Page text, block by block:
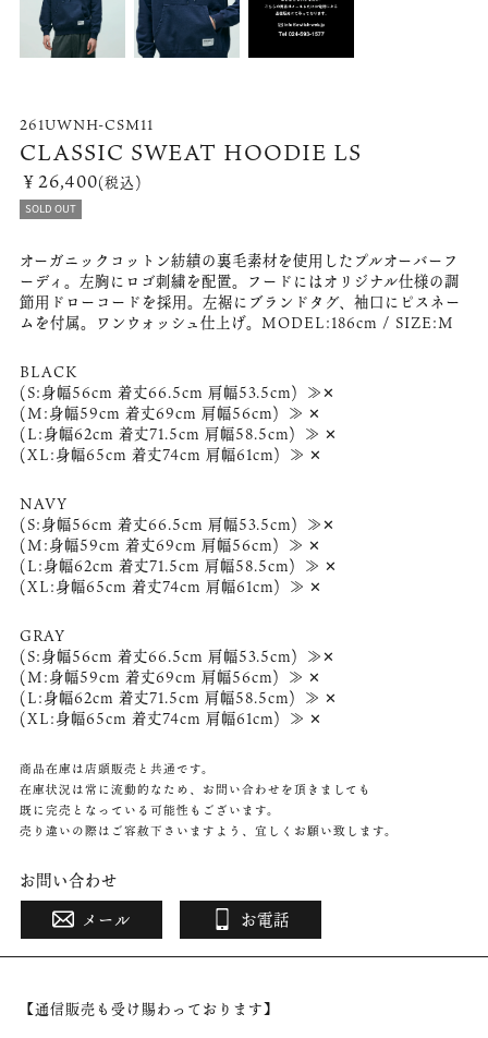
261UWNH-CSM11
CLASSIC SWEAT HOODIE LS
￥26,400(税込)
SOLD OUT
オーガニックコットン紡績の裏毛素材を使用したプルオーバーフ
ーディ。左胸にロゴ刺繍を配置。フードにはオリジナル仕様の調
節用ドローコードを採用。左裾にブランドタグ、袖口にピスネー
ムを付属。ワンウォッシュ仕上げ。MODEL:186cm / SIZE:M
BLACK
(S:身幅56cm 着丈66.5cm 肩幅53.5cm) ≫✕
(M:身幅59cm 着丈69cm 肩幅56cm) ≫ ✕
(L:身幅62cm 着丈71.5cm 肩幅58.5cm) ≫ ✕
(XL:身幅65cm 着丈74cm 肩幅61cm) ≫ ✕
NAVY
(S:身幅56cm 着丈66.5cm 肩幅53.5cm) ≫✕
(M:身幅59cm 着丈69cm 肩幅56cm) ≫ ✕
(L:身幅62cm 着丈71.5cm 肩幅58.5cm) ≫ ✕
(XL:身幅65cm 着丈74cm 肩幅61cm) ≫ ✕
GRAY
(S:身幅56cm 着丈66.5cm 肩幅53.5cm) ≫✕
(M:身幅59cm 着丈69cm 肩幅56cm) ≫ ✕
(L:身幅62cm 着丈71.5cm 肩幅58.5cm) ≫ ✕
(XL:身幅65cm 着丈74cm 肩幅61cm) ≫ ✕
商品在庫は店頭販売と共通です。
在庫状況は常に流動的なため、お問い合わせを頂きましても
既に完売となっている可能性もございます。
売り違いの際はご容赦下さいますよう、宜しくお願い致します。
お問い合わせ
メール
お電話
【通信販売も受け賜わっております】